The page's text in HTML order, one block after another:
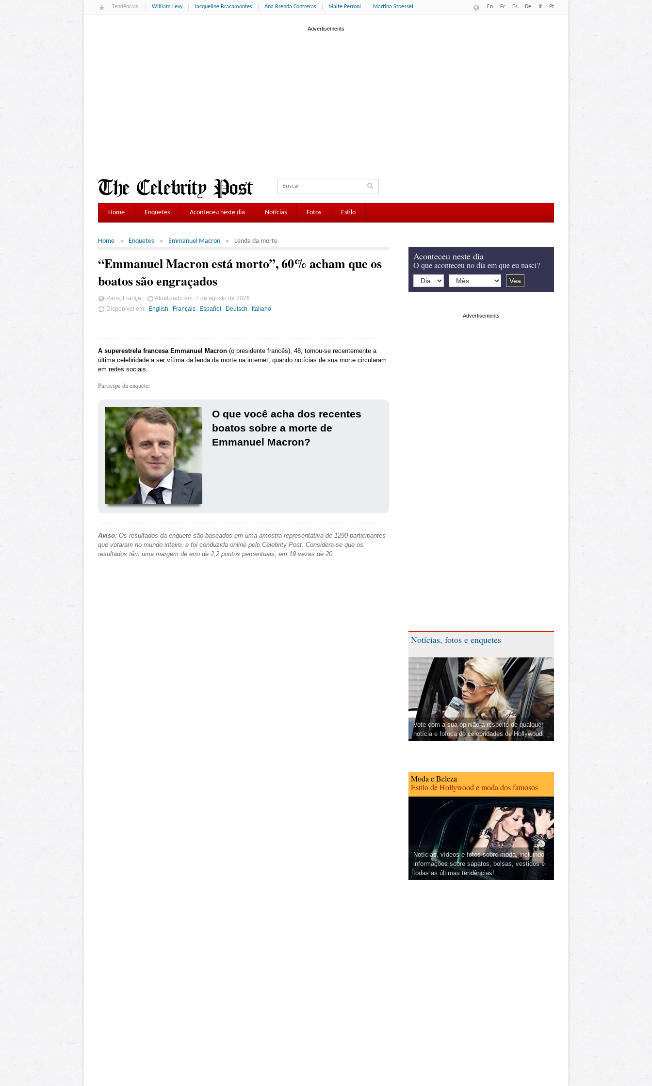
Tendências William Levy Jacqueline Bracamontes Ana Brenda Contreras Maite Perroni Martina Stoessel En Fr Es De It Pt
Home Enquetes Aconteceu neste dia Notícias Fotos Estilo
Home Enquetes Emmanuel Macron Lenda da morte
“Emmanuel Macron está morto”, 60% acham que os
boatos são engraçados
Paris, França Atualizado em: 7 de agosto de 2026
Disponível em
English Français Español Deutsch Italiano
A superestrela francesa Emmanuel Macron (o presidente francês), 48, tornou-se recentemente a
última celebridade a ser vítima da lenda da morte na internet, quando notícias de sua morte circularam
em redes sociais.
Participe da enquete:
O que você acha dos recentes
boatos sobre a morte de
Emmanuel Macron?
Aviso: Os resultados da enquete são baseados em uma amostra representativa de 1290 participantes
que votaram no mundo inteiro, e foi conduzida online pelo Celebrity Post. Considera-se que os
resultados têm uma margem de erro de 2,2 pontos percentuais, em 19 vezes de 20.
Aconteceu neste dia
O que aconteceu no dia em que eu nasci?
Notícias, fotos e enquetes
Vote com a sua opinião a respeito de qualquer
notícia e fofoca de celebridades de Hollywood.
Moda e Beleza
Estilo de Hollywood e moda dos famosos
Notícias, vídeos e fotos sobre moda, incluindo
informações sobre sapatos, bolsas, vestidos e
todas as últimas tendências!